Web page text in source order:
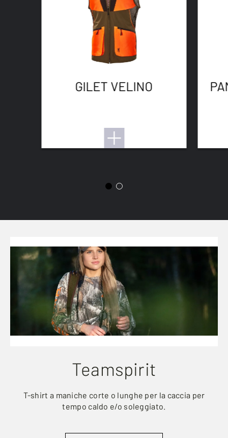
GILET VELINO
Teamspirit
T-shirt a maniche corte o lunghe per la caccia per
tempo caldo e/o soleggiato.